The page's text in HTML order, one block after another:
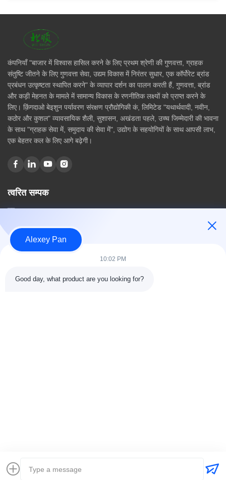
कंपनियाँ "बाजार में विश्वास हासिल करने के लिए प्रथम श्रेणी की गुणवत्ता, ग्राहक
संतुष्टि जीतने के लिए गुणवत्ता सेवा, उद्यम विकास में निरंतर सुधार, एक कॉर्पोरेट ब्रांड
प्रबंधन उत्कृष्टता स्थापित करने" के व्यापार दर्शन का पालन करती हैं, गुणवत्ता, ब्रांड
और कड़ी मेहनत के मामले में सामान्य विकास के रणनीतिक लक्ष्यों को प्राप्त करने के
लिए। क़िंगदाओ बेइशुन पर्यावरण संरक्षण प्रौद्योगिकी कं, लिमिटेड "यथार्थवादी, नवीन,
कठोर और कुशल" व्यावसायिक शैली, सुशासन, अखंडता पहले, उच्च जिम्मेदारी की भावना
के साथ "ग्राहक सेवा में, समुदाय की सेवा में", उद्योग के सहयोगियों के साथ आपसी लाभ,
एक बेहतर कल के लिए आगे बढ़ेगी।
त्वरित सम्पक
घर
उत्पादों
संपर्क करें
श्रेणियाँ
Technology Co.,Ltd. . सर्वाधिकार सुरक्षित। |
Alexey Pan
10:02 PM
Good day, what product are you looking for?